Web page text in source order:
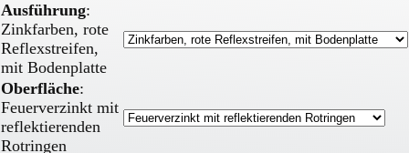
Ausführung:
Zinkfarben, rote
Reflexstreifen,
mit Bodenplatte
Oberfläche:
Feuerverzinkt mit
reflektierenden
Rotringen